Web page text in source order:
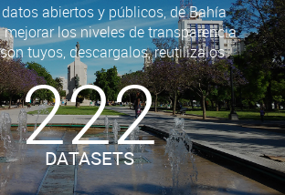
abiertos y públicos, de Bahía
mejorar los niveles de transparencia.
tuyos, descargalos, reutilizalos.
222
DATASETS